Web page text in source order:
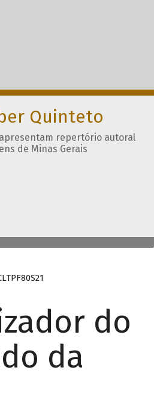
Quinteto
repertório autoral
de Minas Gerais
do
da